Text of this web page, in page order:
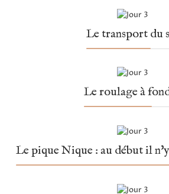
Le transport du
Le roulage à
Le pique Nique : au début il